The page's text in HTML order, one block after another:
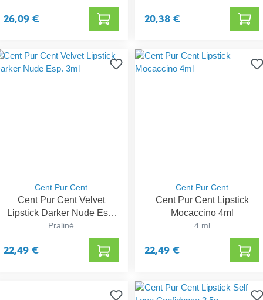
26,09 € 20,38 €
Cent Pur Cent
Cent Pur Cent Velvet
Lipstick Darker Nude Esp.
3ml
Praliné
22,49 €
Cent Pur Cent
Cent Pur Cent Lipstick
Mocaccino 4ml
4 ml
22,49 €